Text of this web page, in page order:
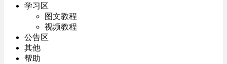
学习区
图文教程
视频教程
公告区
其他
帮助